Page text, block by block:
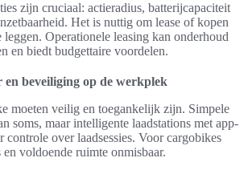
zijn cruciaal: actieradius, batterijcapaciteit
Het is nuttig om lease of kopen
leggen. Operationele leasing kan onderhoud
en biedt budgettaire voordelen.
beveiliging op de werkplek
moeten veilig en toegankelijk zijn. Simpele
soms, maar intelligente laadstations met app-
controle over laadsessies. Voor cargobikes
voldoende ruimte onmisbaar.